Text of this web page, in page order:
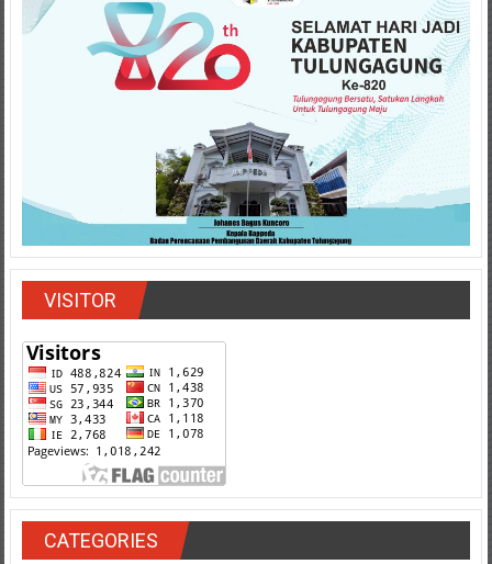
VISITOR
CATEGORIES